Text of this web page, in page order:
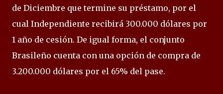
de Diciembre que termine su préstamo, por el
cual Independiente recibirá 300.000 dólares por
1 año de cesión. De igual forma, el conjunto
Brasileño cuenta con una opción de compra de
3.200.000 dólares por el 65% del pase.